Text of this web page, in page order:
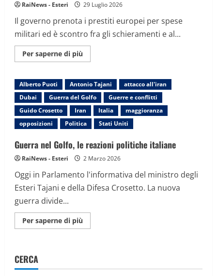
RaiNews - Esteri 29 Luglio 2026
Il governo prenota i prestiti europei per spese
militari ed è scontro fra gli schieramenti e al...
Per saperne di più
informazioni
Safe
per
le
armi,
maggioranza
divisa
e
opposizioni
Alberto Puoti Antonio Tajani
attacco all'iran
Dubai
Guerra del Golfo
Guerre e conflitti
Guido Crosetto
Iran Italia
maggioranza
opposizioni
Politica Stati Uniti
Guerra nel Golfo, le reazioni politiche italiane
RaiNews - Esteri 2 Marzo 2026
Oggi in Parlamento l'informativa del ministro degli
Esteri Tajani e della Difesa Crosetto. La nuova
guerra divide...
Per saperne di più
informazioni
reazioni
CERCA